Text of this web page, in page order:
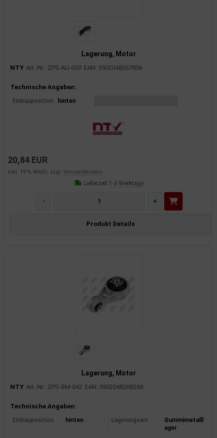
Lagerung, Motor
NTY Art.-Nr.: ZPS-AU-030 EAN: 5902048267856
Produktinformationen
Technische Angaben:
Einbauposition hinten
20,84 EUR
inkl. 19 % MwSt. zzgl. Versandkosten
Lieferzeit:1-3 Werktage
- +
Produkt Details
Lagerung, Motor
NTY Art.-Nr.: ZPS-BM-043 EAN: 5902048268266
Produktinformationen
Technische Angaben:
Einbauposition hinten Lagerungsart
Gummimetalll
ager